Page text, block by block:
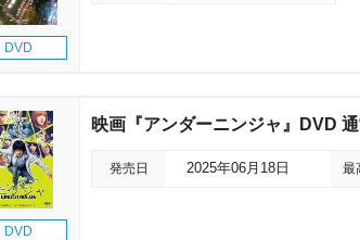
DVD
DVD
映画『アンダーニンジャ』DVD
発売日 2025年06月18日 最